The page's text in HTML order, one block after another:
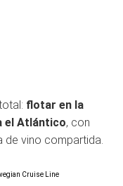
flotar en la
el Atlántico, con
de vino compartida.